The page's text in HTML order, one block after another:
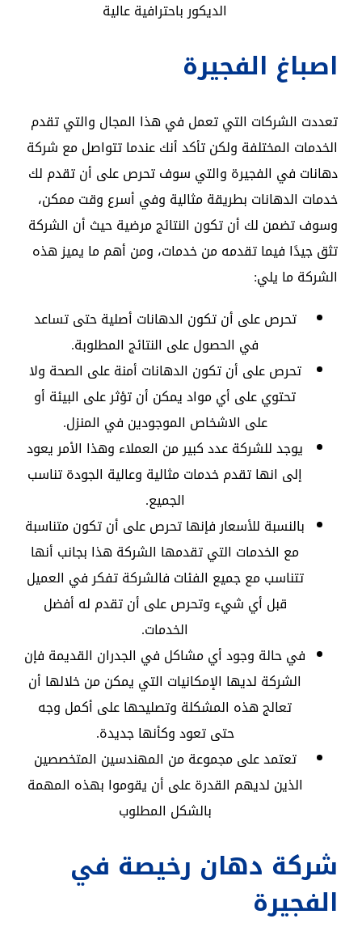
الديكور باحترافية عالية
اصباغ الفجيرة
تعددت الشركات التي تعمل في هذا المجال والتي تقدم
الخدمات المختلفة ولكن تأكد أنك عندما تتواصل مع شركة
دهانات في الفجيرة والتي سوف تحرص على أن تقدم لك
خدمات الدهانات بطريقة مثالية وفي أسرع وقت ممكن،
وسوف تضمن لك أن تكون النتائج مرضية حيث أن الشركة
تثق جيدًا فيما تقدمه من خدمات، ومن أهم ما يميز هذه
الشركة ما يلي:
تحرص على أن تكون الدهانات أصلية حتى تساعد
في الحصول على النتائج المطلوبة.
تحرص على أن تكون الدهانات أمنة على الصحة ولا
تحتوي على أي مواد يمكن أن تؤثر على البيئة أو
على الاشخاص الموجودين في المنزل.
يوجد للشركة عدد كبير من العملاء وهذا الأمر يعود
إلى انها تقدم خدمات مثالية وعالية الجودة تناسب
الجميع.
بالنسبة للأسعار فإنها تحرص على أن تكون متناسبة
مع الخدمات التي تقدمها الشركة هذا بجانب أنها
تتناسب مع جميع الفئات فالشركة تفكر في العميل
قبل أي شيء وتحرص على أن تقدم له أفضل
الخدمات.
في حالة وجود أي مشاكل في الجدران القديمة فإن
الشركة لديها الإمكانيات التي يمكن من خلالها أن
تعالج هذه المشكلة وتصليحها على أكمل وجه
حتى تعود وكأنها جديدة.
تعتمد على مجموعة من المهندسين المتخصصين
الذين لديهم القدرة على أن يقوموا بهذه المهمة
بالشكل المطلوب
شركة دهان رخيصة في
الفجيرة